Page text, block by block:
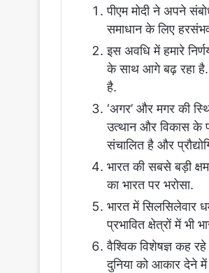
पीएम मोदी ने अपने
समाधान के लिए
इस अवधि में हमारे
के साथ आगे बढ़ रहा है.
है.
‘अगर’ और मगर की
उत्थान और विकास के
संचालित है और
भारत की सबसे बड़ी
का भारत पर भरोसा.
भारत में सिलसिलेवार
प्रभावित क्षेत्रों में भी
वैश्विक विशेषज्ञ कह
दुनिया को आकार देने में